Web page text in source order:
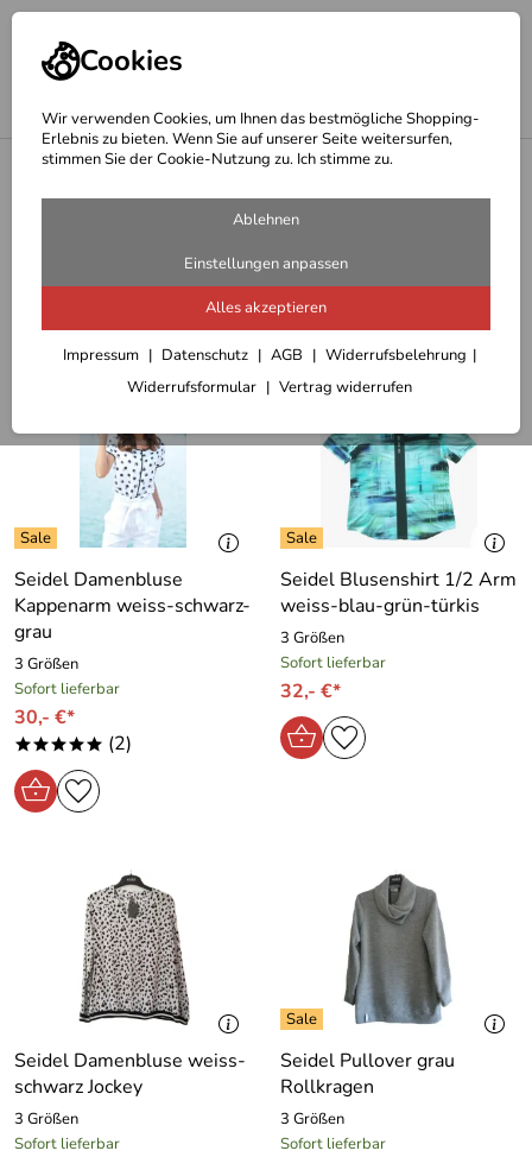
Cookies
Wir verwenden Cookies, um Ihnen das bestmögliche Shopping-
Erlebnis zu bieten. Wenn Sie auf unserer Seite weitersurfen,
stimmen Sie der Cookie-Nutzung zu. Ich stimme zu.
Ablehnen
Einstellungen anpassen
Alles akzeptieren
Impressum Datenschutz AGB
Widerrufsbelehrung
Widerrufsformular
Vertrag widerrufen
Marken
Seidel Damenbluse
Kappenarm weiss-schwarz-
grau
3 Größen
Sofort lieferbar
30,- €*
***** (2)
Seidel Blusenshirt 1/2 Arm
weiss-blau-grün-türkis
3 Größen
Sofort lieferbar
32,- €*
Seidel Damenbluse weiss-
schwarz Jockey
3 Größen
Sofort lieferbar
Seidel Pullover grau
Rollkragen
3 Größen
Sofort lieferbar